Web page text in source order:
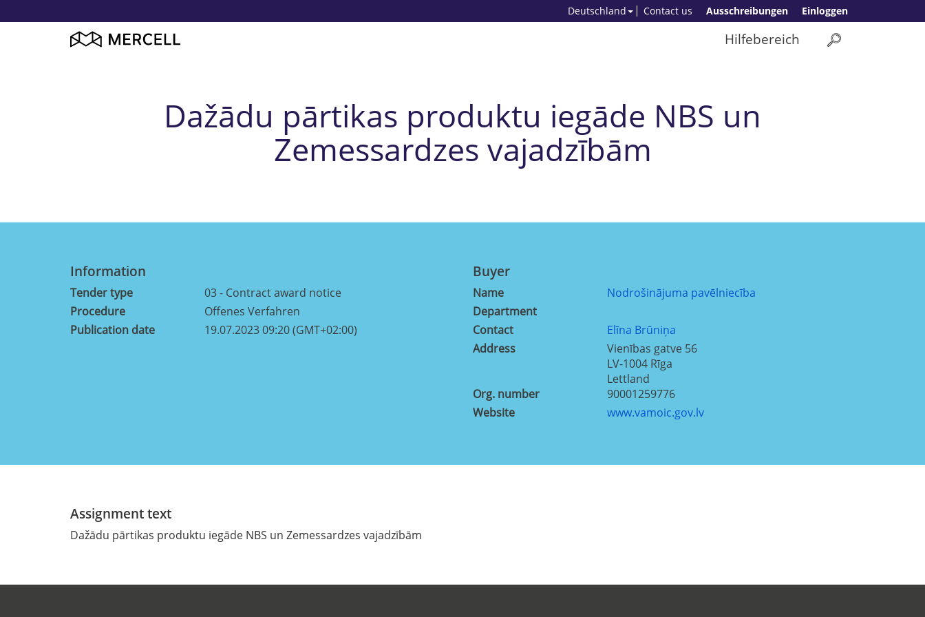
Einloggen
Ausschreibungen
Contact us
Deutschland
Hilfebereich
Dažādu pārtikas produktu iegāde NBS un
Zemessardzes vajadzībām
Information
Tender type
03 - Contract award notice
Procedure
Offenes Verfahren
Publication date
19.07.2023 09:20 (GMT+02:00)
Buyer
Name
Nodrošinājuma pavēlniecība
Department
Contact
Elīna Brūniņa
Address
Vienības gatve 56
LV-1004 Rīga
Lettland
Org. number
90001259776
Website
www.vamoic.gov.lv
Assignment text
Dažādu pārtikas produktu iegāde NBS un Zemessardzes vajadzībām